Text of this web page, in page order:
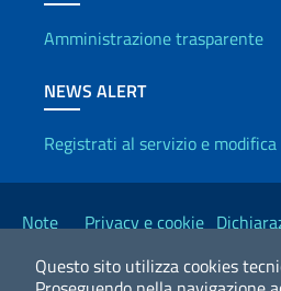
Questo sito utilizza cookies
Amministrazione trasparente
NEWS ALERT
Registrati al servizio e
Link Utili
Note
Privacy e cookie